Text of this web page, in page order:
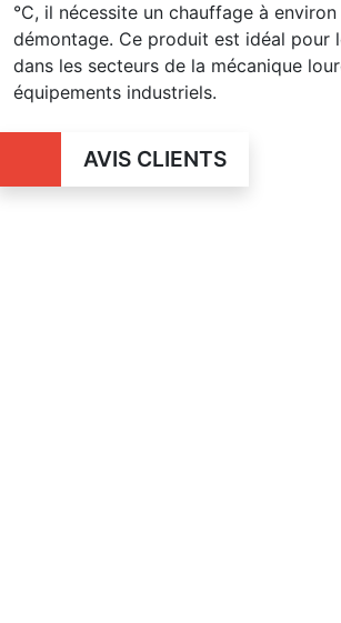
°C, il nécessite un chauffage à
démontage. Ce produit est idéal pour
dans les secteurs de la mécanique
équipements industriels.
AVIS CLIENTS